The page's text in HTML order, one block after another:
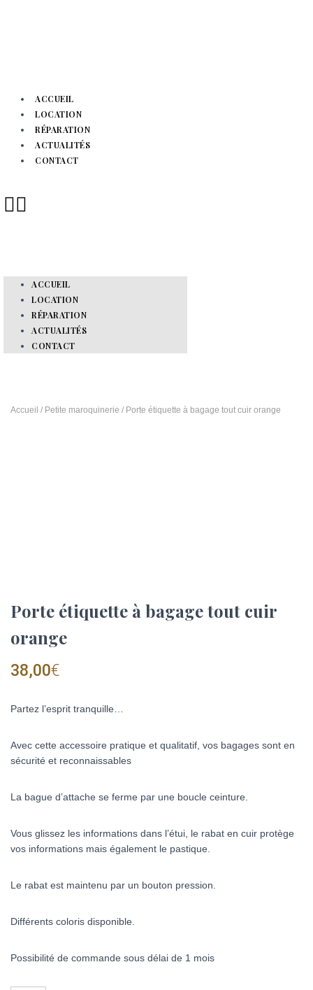
ACCUEIL
LOCATION
RÉPARATION
ACTUALITÉS
CONTACT
ACCUEIL
LOCATION
RÉPARATION
ACTUALITÉS
CONTACT
Accueil / Petite maroquinerie / Porte étiquette à bagage tout cuir orange
Porte étiquette à bagage tout cuir
orange
38,00€
Partez l’esprit tranquille…
Avec cette accessoire pratique et qualitatif, vos bagages sont en
sécurité et reconnaissables
La bague d’attache se ferme par une boucle ceinture.
Vous glissez les informations dans l’étui, le rabat en cuir protège
vos informations mais également le pastique.
Le rabat est maintenu par un bouton pression.
Différents coloris disponible.
Possibilité de commande sous délai de 1 mois